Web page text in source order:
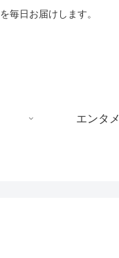
毎日お届けします。
エンタメ